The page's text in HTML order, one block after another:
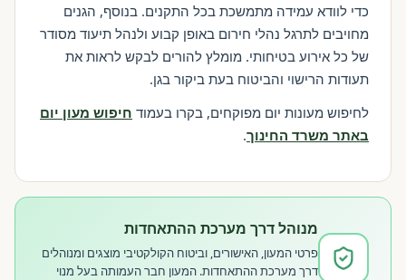
כדי לוודא עמידה מתמשכת בכל התקנים. בנוסף, הגנים
מחויבים לתרגל נהלי חירום באופן קבוע ולנהל תיעוד מסודר
של כל אירוע בטיחותי. מומלץ להורים לבקש לראות את
תעודות הרישוי והביטוח בעת ביקור בגן.
לחיפוש מעונות יום מפוקחים, בקרו בעמוד חיפוש מעון יום
באתר משרד החינוך.
מנוהל דרך מערכת ההתאחדות
פרטי המעון, האישורים, וביטוח הקולקטיבי מוצגים ומנוהלים
דרך מערכת ההתאחדות. המעון חבר העמותה בעל מנוי